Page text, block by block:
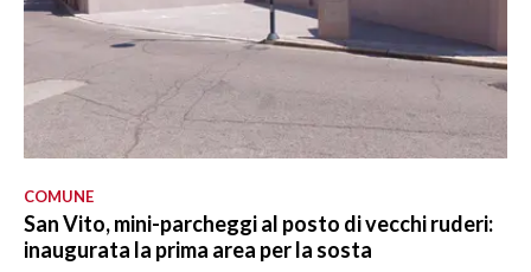
COMUNE
San Vito, mini-parcheggi al posto di vecchi ruderi:
inaugurata la prima area per la sosta